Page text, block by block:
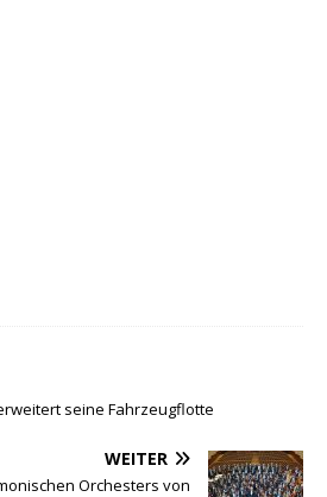
seine Fahrzeugflotte
WEITER
Orchesters von